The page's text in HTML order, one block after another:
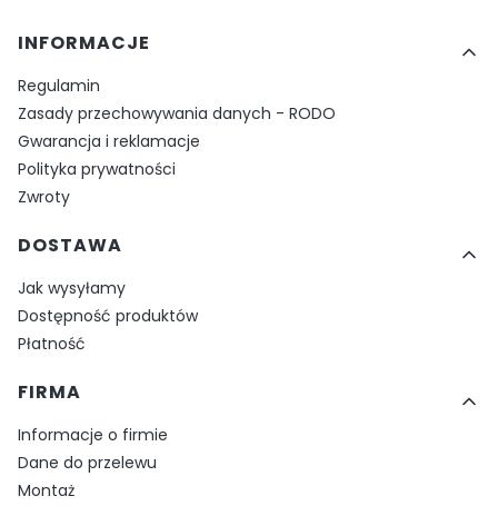
Linki w stopce
INFORMACJE
Regulamin
Zasady przechowywania danych - RODO
Gwarancja i reklamacje
Polityka prywatności
Zwroty
DOSTAWA
Jak wysyłamy
Dostępność produktów
Płatność
FIRMA
Informacje o firmie
Dane do przelewu
Montaż